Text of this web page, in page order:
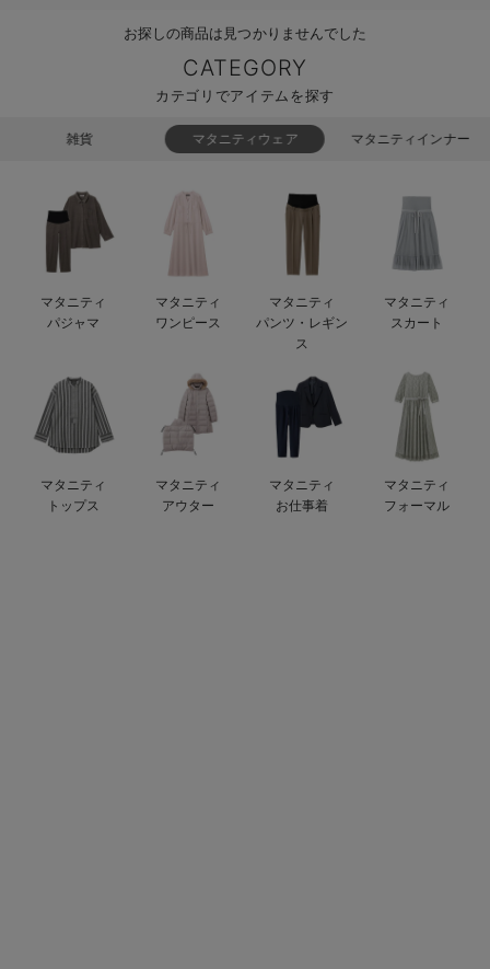
買って正解！高評価レビューアイテム
冬に可愛いニットがお得！
親子コーデ｜ママとベビーにおすすめ！
便利な育児家電
Gift Selection 出産祝い
保育園・入園準備特集
ファルスカ
デロンギ
お探しの商品は見つかりませんでした
CATEGORY
カテゴリでアイテムを探す
雑貨 マタニティウェア マタニティインナー
マタニティ
パジャマ
マタニティ
ワンピース
マタニティ
パンツ・レギン
ス
マタニティ
スカート
マタニティ
トップス
マタニティ
アウター
マタニティ
お仕事着
マタニティ
フォーマル